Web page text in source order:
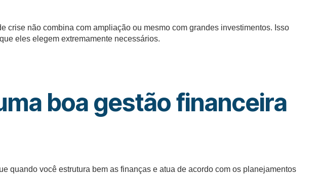
crise não combina com ampliação ou mesmo com grandes investimentos. Isso
eles elegem extremamente necessários.
boa gestão financeira
quando você estrutura bem as finanças e atua de acordo com os planejamentos